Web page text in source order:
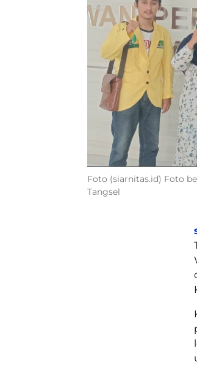
Foto (siarnitas.id) Foto
Tangsel